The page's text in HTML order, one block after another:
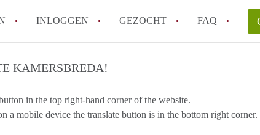
INLOGGEN GEZOCHT FAQ
How to translate KamersBreda!
Hoeveel kost het om te reageren op een Kamer in
Wat is de privacyverklaring van KamerBreda?
KAMERSBREDA!
in the top right-hand corner of the website.
a mobile device the translate button is in the bottom right corner.